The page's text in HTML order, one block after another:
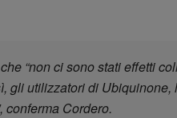
“non ci sono stati effetti
gli utilizzatori di
conferma Cordero.